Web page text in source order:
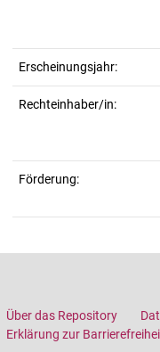
Erscheinungsjahr:
Rechteinhaber/in:
Förderung:
Über das Repository
Erklärung zur